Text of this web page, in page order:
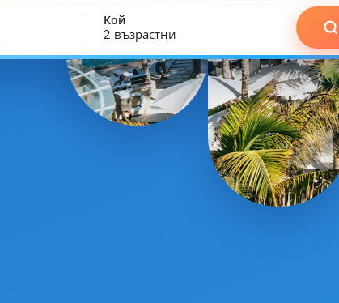
Кой
2 възрастни